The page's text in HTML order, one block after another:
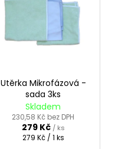
Utěrka Mikrofázová -
sada 3ks
Skladem
230,58 Kč bez DPH
279 Kč / ks
Měrná
279 Kč / 1 ks